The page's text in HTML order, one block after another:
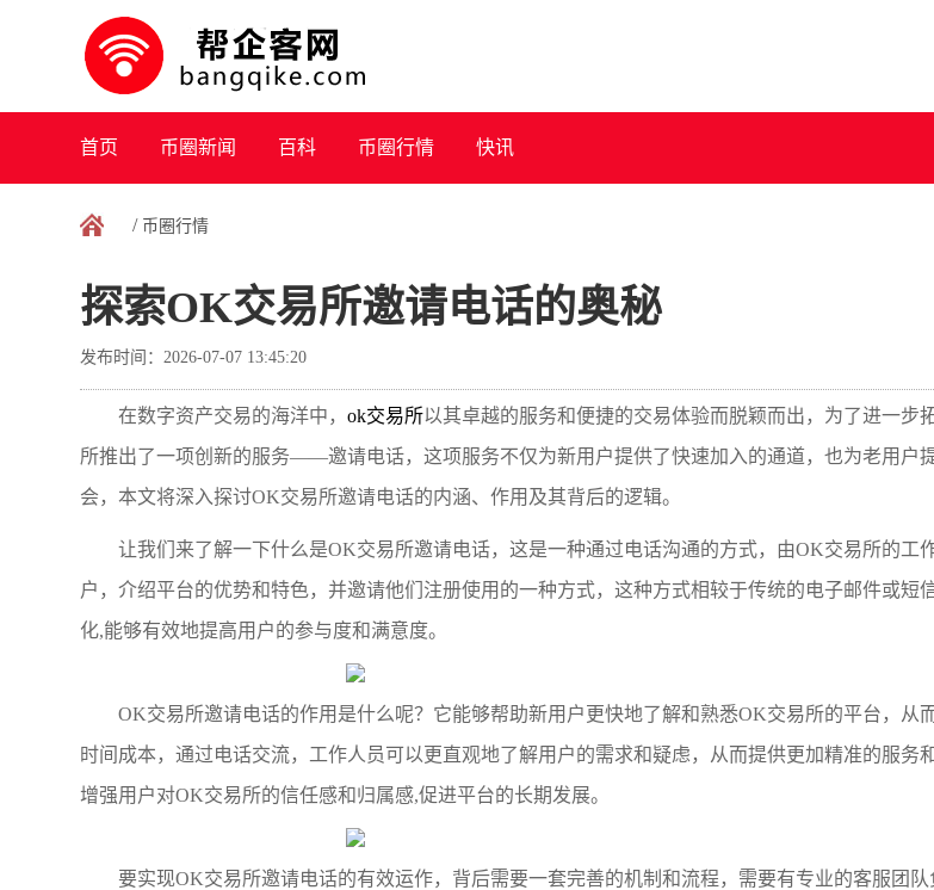
首页 币圈新闻 百科 币圈行情 快讯
/ 币圈行情
探索OK交易所邀请电话的奥秘
发布时间：2026-07-07 13:45:20
在数字资产交易的海洋中， ok交易所以其卓越的服务和便捷的交易体验而脱颖而出，为了进一步
所推出了一项创新的服务——邀请电话，这项服务不仅为新用户提供了快速加入的通道，也为老用户
会，本文将深入探讨OK交易所邀请电话的内涵、作用及其背后的逻辑。
让我们来了解一下什么是OK交易所邀请电话，这是一种通过电话沟通的方式，由OK交易所的工
户，介绍平台的优势和特色，并邀请他们注册使用的一种方式，这种方式相较于传统的电子邮件或短
化,能够有效地提高用户的参与度和满意度。
OK交易所邀请电话的作用是什么呢？它能够帮助新用户更快地了解和熟悉OK交易所的平台，从
时间成本，通过电话交流，工作人员可以更直观地了解用户的需求和疑虑，从而提供更加精准的服务
增强用户对OK交易所的信任感和归属感,促进平台的长期发展。
要实现OK交易所邀请电话的有效运作，背后需要一套完善的机制和流程，需要有专业的客服团